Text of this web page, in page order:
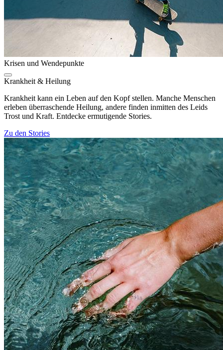
Krisen und Wendepunkte
Krankheit & Heilung
Krankheit kann ein Leben auf den Kopf stellen. Manche Menschen
erleben überraschende Heilung, andere finden inmitten des Leids
Trost und Kraft. Entdecke ermutigende Stories.
Zu den Stories